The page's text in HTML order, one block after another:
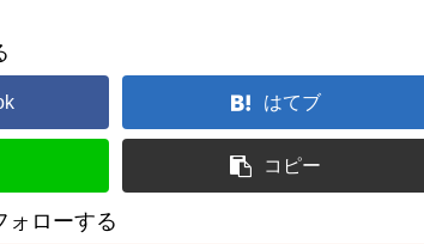
はてブ
コピー
ォローする